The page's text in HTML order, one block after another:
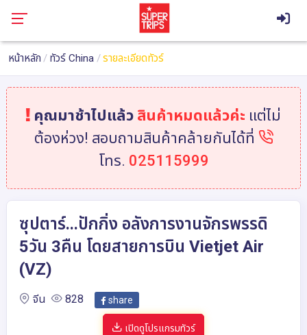
หน้าหลัก ทัวร์ China รายละเอียดทัวร์
คุณมาช้าไปแล้ว สินค้าหมดแล้วค่ะ แต่ไม่
ต้องห่วง! สอบถามสินค้าคล้ายกันได้ที่
โทร. 025115999
ซุปตาร์...ปักกิ่ง อลังการงานจักรพรรดิ
5วัน 3คืน โดยสายการบิน Vietjet Air
(VZ)
จีน 828 share
เปิดดูโปรแกรมทัวร์